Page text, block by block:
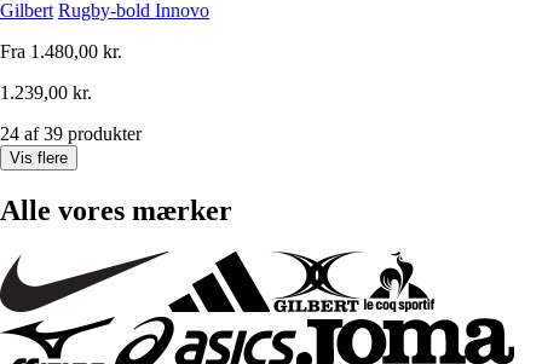
Gilbert Rugby-bold Innovo
Fra 1.480,00 kr.
1.239,00 kr.
24 af 39 produkter
Vis flere
Alle vores mærker